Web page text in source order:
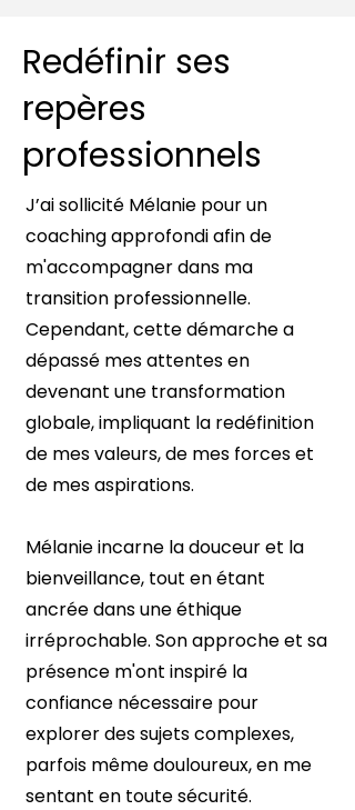
Redéfinir ses
repères
professionnels
J’ai sollicité Mélanie pour un
coaching approfondi afin de
m'accompagner dans ma
transition professionnelle.
Cependant, cette démarche a
dépassé mes attentes en
devenant une transformation
globale, impliquant la redéfinition
de mes valeurs, de mes forces et
de mes aspirations.
Mélanie incarne la douceur et la
bienveillance, tout en étant
ancrée dans une éthique
irréprochable. Son approche et sa
présence m'ont inspiré la
confiance nécessaire pour
explorer des sujets complexes,
parfois même douloureux, en me
sentant en toute sécurité.